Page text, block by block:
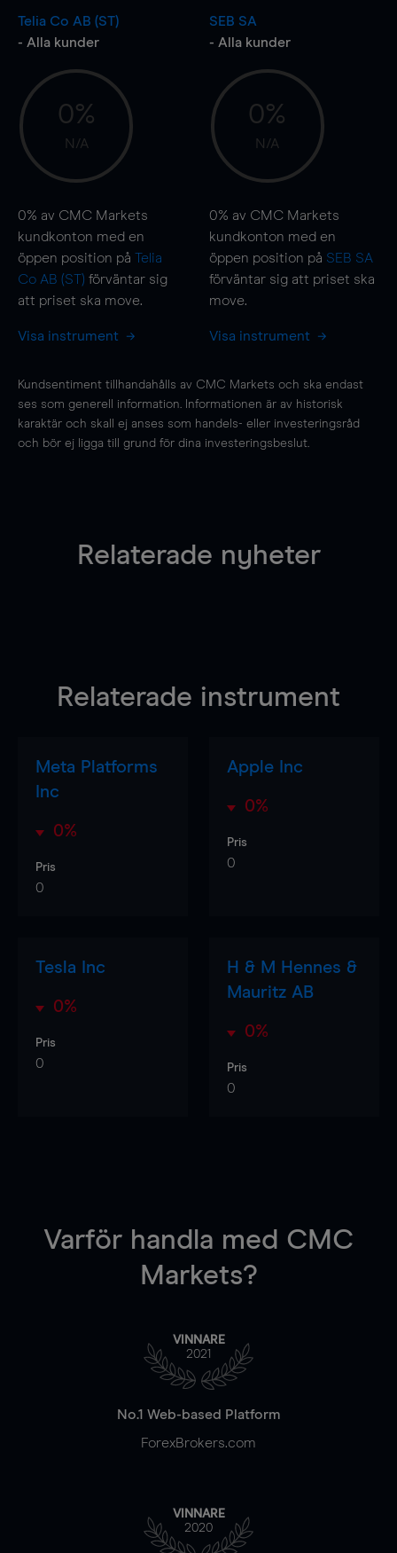
Telia Co AB (ST)
- Alla kunder
0%
N/A
0% av CMC Markets
kundkonton med en
öppen position på Telia
Co AB (ST) förväntar sig
att priset ska move.
Visa instrument
SEB SA
- Alla kunder
0%
N/A
0% av CMC Markets
kundkonton med en
öppen position på SEB SA
förväntar sig att priset ska
move.
Visa instrument
Kundsentiment tillhandahålls av CMC Markets och ska endast
ses som generell information. Informationen är av historisk
karaktär och skall ej anses som handels- eller investeringsråd
och bör ej ligga till grund för dina investeringsbeslut.
Relaterade nyheter
Relaterade instrument
Meta Platforms
Inc
0%
Pris
0
Apple Inc
0%
Pris
0
Tesla Inc
0%
Pris
0
H & M Hennes &
Mauritz AB
0%
Pris
0
Varför handla med CMC
Markets?
VINNARE
2021
No.1 Web-based Platform
ForexBrokers.com
VINNARE
2020